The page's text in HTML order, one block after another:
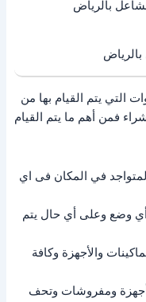
بالرياض
التي يتم القيام بها من
فمن أهم ما يتم القيام
في المكان فى اي
أي وضع وعلى أي حال يتم
والأجهزة وكافة
أجهزة ومفروشات وتحف